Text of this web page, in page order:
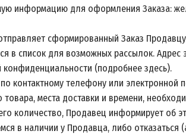
информацию для оформления Заказа:
сформированный Заказ
в список для возможных рассылок.
конфиденциальности (подробнее здесь).
контактному телефону или электронной
места доставки и времени,
количество, Продавец информирует об
в наличии у Продавца, либо отказаться